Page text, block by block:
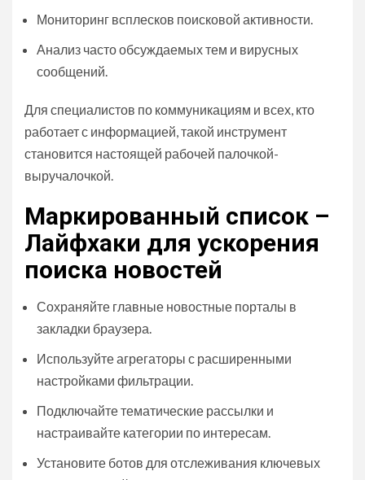
Мониторинг всплесков поисковой активности.
Анализ часто обсуждаемых тем и вирусных
сообщений.
Для специалистов по коммуникациям и всех, кто
работает с информацией, такой инструмент
становится настоящей рабочей палочкой-
выручалочкой.
Маркированный список –
Лайфхаки для ускорения
поиска новостей
Сохраняйте главные новостные порталы в
закладки браузера.
Используйте агрегаторы с расширенными
настройками фильтрации.
Подключайте тематические рассылки и
настраивайте категории по интересам.
Установите ботов для отслеживания ключевых